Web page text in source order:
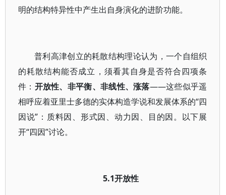
明的结构特异性中产生出自身演化的进阶功能。
普利高津创立的耗散结构理论认为，一个自组织
的耗散结构能否成立，须看其自身是否符合四项条
件： 开放性、非平衡、非线性、涨落——这些似乎遥
相呼应着亚里士多德的实体构造学说和发展体系的“四
因说”：质料因、形式因、动力因、目的因。以下展
开“四因”讨论。
5.1开放性